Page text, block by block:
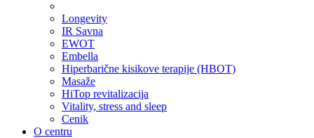
Longevity
IR Savna
EWOT
Embella
Hiperbarične kisikove terapije (HBOT)
Masaže
HiTop revitalizacija
Vitality, stress and sleep
Cenik
O centru